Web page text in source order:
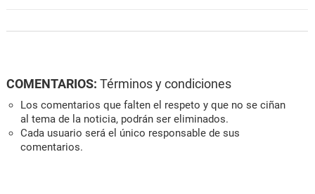
COMENTARIOS: Términos y condiciones
Los comentarios que falten el respeto y que no se ciñan
al tema de la noticia, podrán ser eliminados.
Cada usuario será el único responsable de sus
comentarios.